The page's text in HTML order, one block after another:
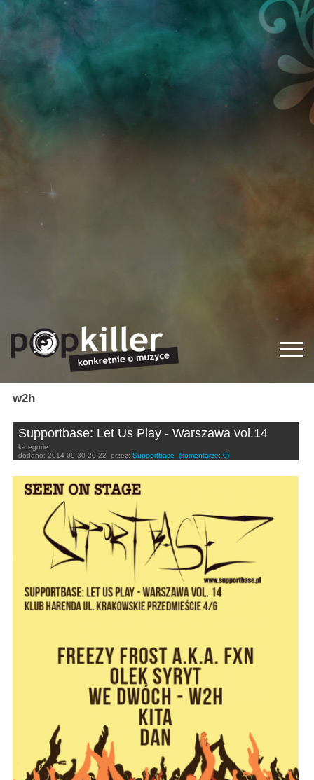
w2h
Supportbase: Let Us Play - Warszawa vol.14
kategorie:
dodano: 2014-09-30 20:22 przez: Supportbase (komentarze: 0)